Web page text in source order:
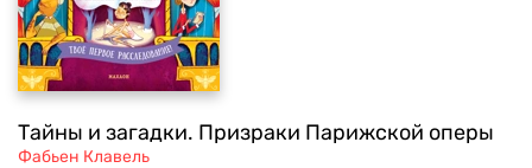
Тайны и загадки. Призраки Парижской оперы
Фабьен Клавель